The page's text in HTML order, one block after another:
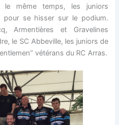
le même temps, les juniors
pour se hisser sur le podium.
Armentières et Gravelines
le SC Abbeville, les juniors de
vétérans du RC Arras.